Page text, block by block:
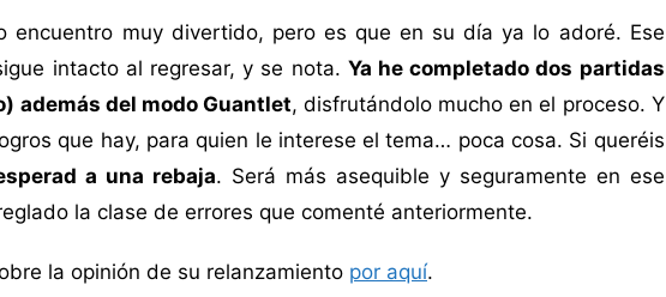
encuentro muy divertido, pero es que en su día ya lo adoré. Ese
intacto al regresar, y se nota. Ya he completado dos partidas
además del modo Guantlet, disfrutándolo mucho en el proceso. Y
que hay, para quien le interese el tema… poca cosa. Si queréis
a una rebaja. Será más asequible y seguramente en ese
la clase de errores que comenté anteriormente.
la opinión de su relanzamiento por aquí.